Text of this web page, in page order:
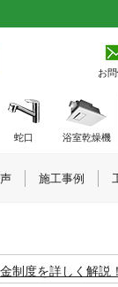
お
制度を詳しく解説！
蛇口 浴室乾燥機
施工事例